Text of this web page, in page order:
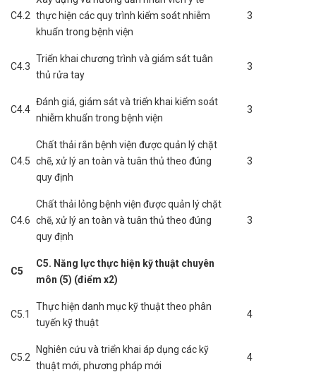
C4.2 thực hiện các quy trình kiểm soát nhiễm
khuẩn trong bệnh viện
3
C4.3
Triển khai chương trình và giám sát tuân
thủ rửa tay
3
C4.4
Đánh giá, giám sát và triển khai kiểm soát
nhiễm khuẩn trong bệnh viện
3
C4.5
Chất thải rắn bệnh viện được quản lý chặt
chẽ, xử lý an toàn và tuân thủ theo đúng
quy định
3
C4.6
Chất thải lỏng bệnh viện được quản lý chặt
chẽ, xử lý an toàn và tuân thủ theo đúng
quy định
3
C5
C5. Năng lực thực hiện kỹ thuật chuyên
môn (5) (điểm x2)
C5.1
Thực hiện danh mục kỹ thuật theo phân
tuyến kỹ thuật
4
C5.2
Nghiên cứu và triển khai áp dụng các kỹ
thuật mới, phương pháp mới
4